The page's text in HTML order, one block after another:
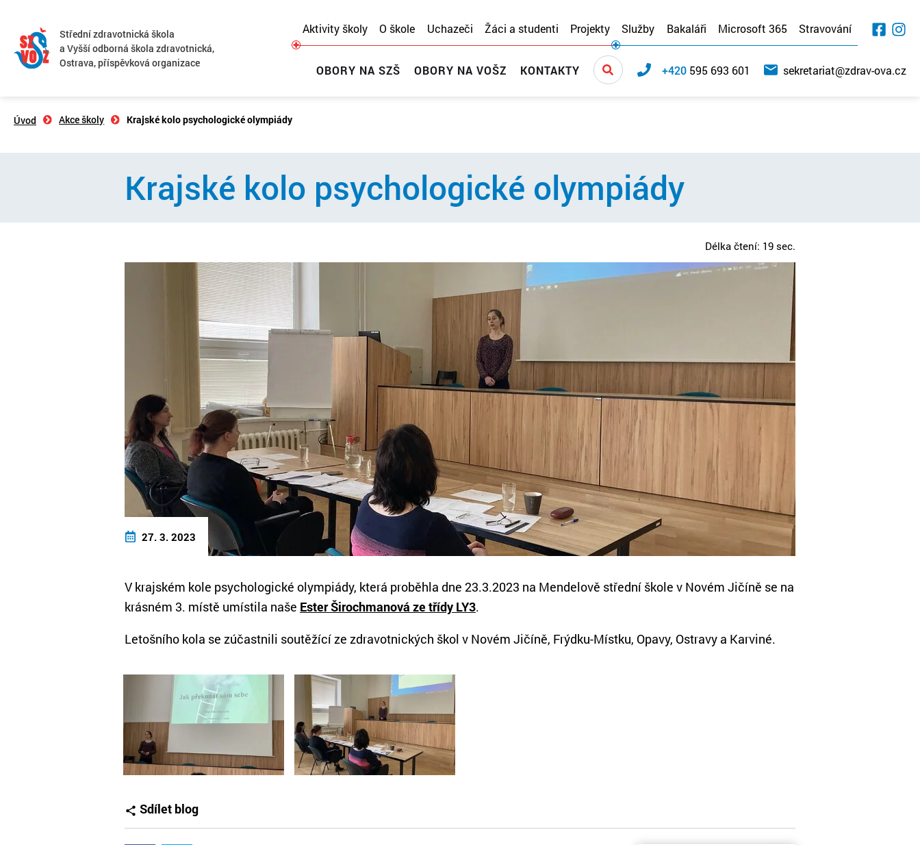
Střední zdravotnická škola
a Vyšší odborná škola zdravotnická,
Ostrava, příspěvková organizace
Aktivity školy O škole Uchazeči Žáci a studenti Projekty Služby Bakaláři Microsoft 365 Stravování
OBORY NA SZŠ OBORY NA VOŠZ KONTAKTY +420 595 693 601 sekretariat@zdrav-ova.cz
Úvod Akce školy Krajské kolo psychologické olympiády
Krajské kolo psychologické olympiády
Délka čtení: 19 sec.
27. 3. 2023
V krajském kole psychologické olympiády, která proběhla dne 23.3.2023 na Mendelově střední škole v Novém Jičíně se na
krásném 3. místě umístila naše Ester Širochmanová ze třídy LY3.
Letošního kola se zúčastnili soutěžící ze zdravotnických škol v Novém Jičíně, Frýdku-Místku, Opavy, Ostravy a Karviné.
Sdílet blog